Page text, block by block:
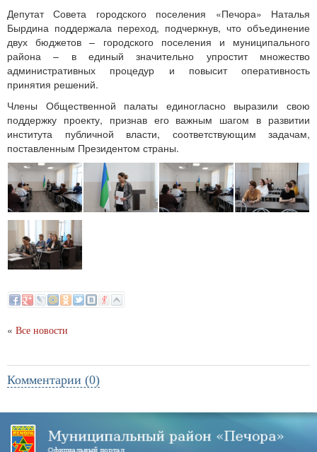
Депутат Совета городского поселения «Печора» Наталья
Бырдина поддержала переход, подчеркнув, что объединение
двух бюджетов – городского поселения и муниципального
района – в единый значительно упростит множество
административных процедур и повысит оперативность
принятия решений.
Члены Общественной палаты единогласно выразили свою
поддержку проекту, признав его важным шагом в развитии
института публичной власти, соответствующим задачам,
поставленным Президентом страны.
« Все новости
Комментарии (0)